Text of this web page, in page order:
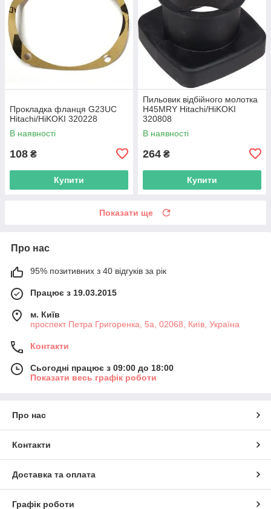
Прокладка фланця G23UC
Hitachi/HiKOKI 320228
В наявності
108 ₴
Купити
Пильовик відбійного молотка
H45MRY Hitachi/HiKOKI
320808
В наявності
264 ₴
Купити
Показати ще
Про нас
95% позитивних з 40 відгуків за рік
Працює з 19.03.2015
м. Київ
проспект Петра Григоренка, 5а, 02068, Київ, Україна
Контакти
Сьогодні працює з 09:00 до 18:00
Показати весь графік роботи
Про нас
Контакти
Доставка та оплата
Графік роботи